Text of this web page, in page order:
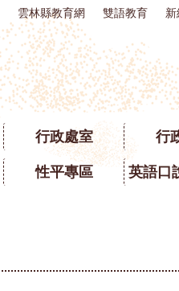
雲林縣教育網 雙語教育
行政處室 行
性平專區